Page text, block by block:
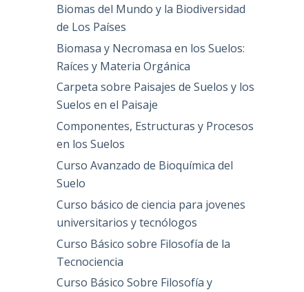
Biomas del Mundo y la Biodiversidad
de Los Países
Biomasa y Necromasa en los Suelos:
Raíces y Materia Orgánica
Carpeta sobre Paisajes de Suelos y los
Suelos en el Paisaje
Componentes, Estructuras y Procesos
en los Suelos
Curso Avanzado de Bioquímica del
Suelo
Curso básico de ciencia para jovenes
universitarios y tecnólogos
Curso Básico sobre Filosofía de la
Tecnociencia
Curso Básico Sobre Filosofía y